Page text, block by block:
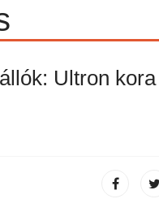
Ultron kora